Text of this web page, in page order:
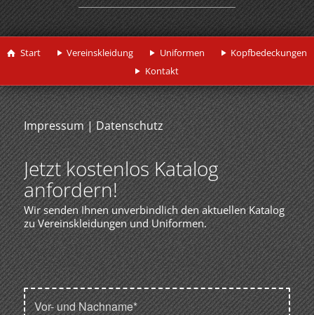
Start Vereinskleidung Uniformen
Kopfbedeckungen
Kontakt
Impressum|Datenschutz
Jetzt kostenlos Katalog
anfordern!
Wir senden Ihnen unverbindlich den aktuellen Katalog
zu Vereinskleidungen und Uniformen.